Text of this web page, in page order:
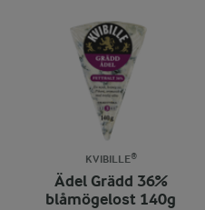
KVIBILLE®
Ädel Grädd 36%
blåmögelost 140g